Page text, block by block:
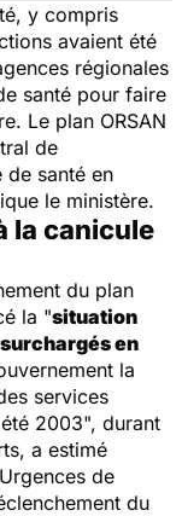
y compris
avaient été
régionales
santé pour faire
Le plan ORSAN
de
de santé en
le ministère.
la canicule
du plan
la "situation
en
la
services
2003", durant
a estimé
de
du